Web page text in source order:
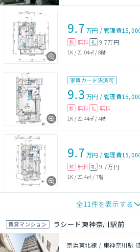
9.7 万円 /管理費
敷 無料 礼 9.7万円
1K / 21.04㎡ / 8階
家賃カード決済可
9.3 万円 /管理費
敷 無料 礼 無料
1K /20.44㎡ / 4階
9.7 万円 /管理費
敷 無料 礼 9.7万円
1K / 20.4㎡ / 7階
全11件を表示する
賃貸マンション ラシード東神奈川駅前
京浜東北線 / 東神奈川駅